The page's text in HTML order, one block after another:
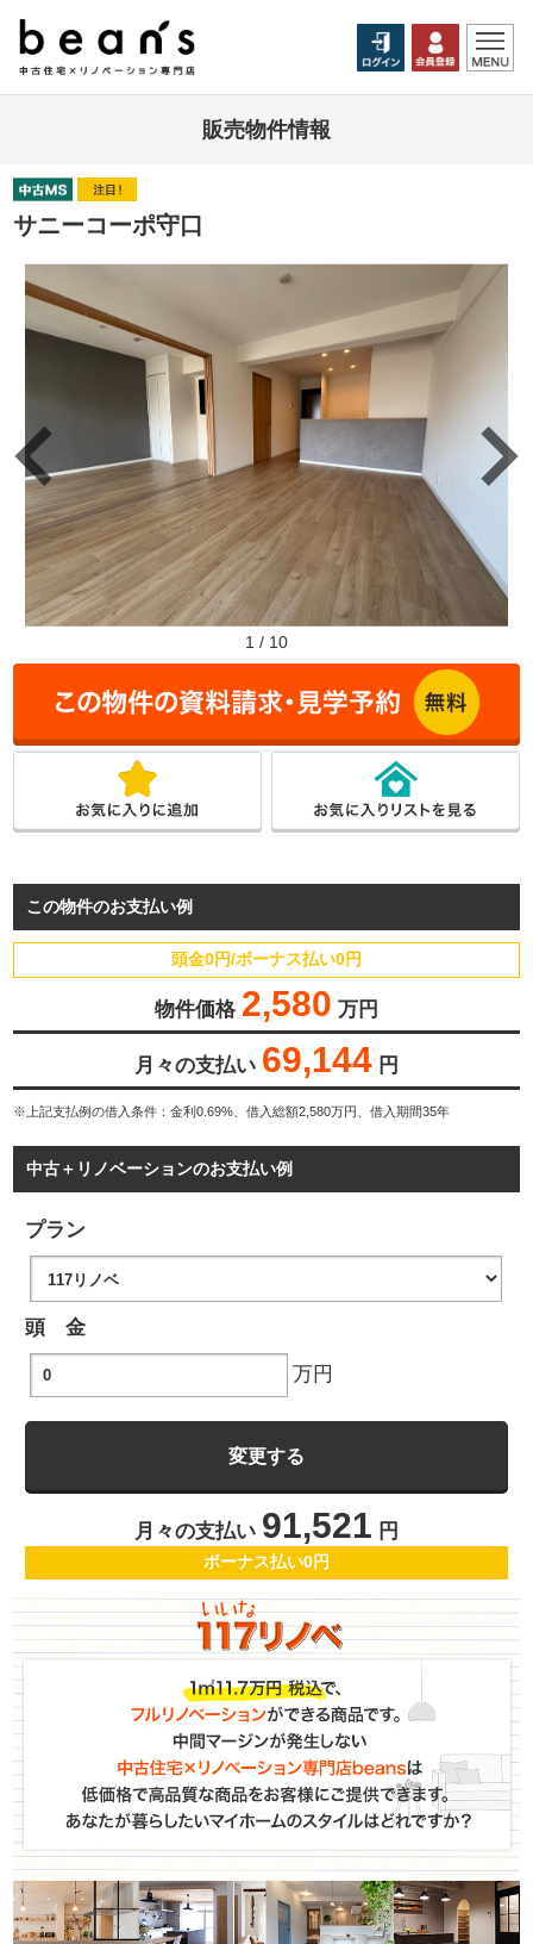
販売物件情報
サニーコーポ守口
1 / 10
この物件のお支払い例
頭金0円/ボーナス払い0円
物件価格 2,580 万円
月々の支払い 69,144 円
※上記支払例の借入条件：金利0.69%、借入総額2,580万円、借入期間35年
中古＋リノベーションのお支払い例
プラン
頭 金
万円
月々の支払い 91,521 円
ボーナス払い0円